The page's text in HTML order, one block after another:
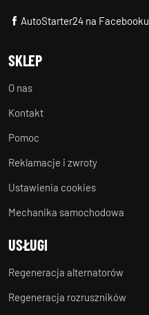
AutoStarter24 na Facebooku
SKLEP
O nas
Kontakt
Pomoc
Reklamacje i zwroty
Ustawienia cookies
Mechanika samochodowa
USŁUGI
Regeneracja alternatorów
Regeneracja rozruszników